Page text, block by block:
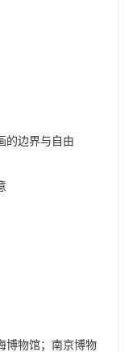
的边界与自由
博物馆；南京博物